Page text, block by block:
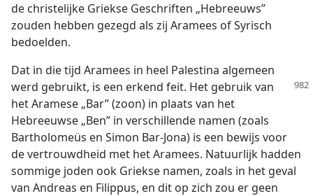
de christelijke Griekse Geschriften „Hebreeuws”
zouden hebben gezegd als zij Aramees of Syrisch
bedoelden.
Dat in die tijd Aramees in heel Palestina algemeen
werd gebruikt, is een erkend feit. Het gebruik van
het Aramese „Bar” (zoon) in plaats van het
Hebreeuwse „Ben” in verschillende namen (zoals
Bartholomeüs en Simon Bar-Jona) is een bewijs voor
de vertrouwdheid met het Aramees. Natuurlijk hadden
sommige joden ook Griekse namen, zoals in het geval
van Andreas en Filippus, en dit op zich zou er geen